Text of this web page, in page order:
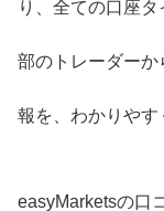
り、全ての口座
部のトレーダー
報を、わかりやす
easyMarketsの口